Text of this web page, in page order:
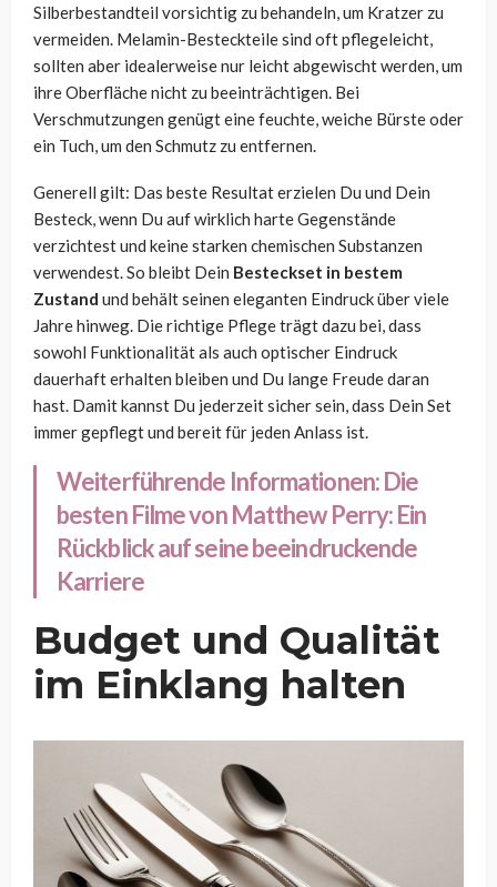
Silberbestandteil vorsichtig zu behandeln, um Kratzer zu
vermeiden. Melamin-Besteckteile sind oft pflegeleicht,
sollten aber idealerweise nur leicht abgewischt werden, um
ihre Oberfläche nicht zu beeinträchtigen. Bei
Verschmutzungen genügt eine feuchte, weiche Bürste oder
ein Tuch, um den Schmutz zu entfernen.
Generell gilt: Das beste Resultat erzielen Du und Dein
Besteck, wenn Du auf wirklich harte Gegenstände
verzichtest und keine starken chemischen Substanzen
verwendest. So bleibt Dein Besteckset in bestem
Zustand und behält seinen eleganten Eindruck über viele
Jahre hinweg. Die richtige Pflege trägt dazu bei, dass
sowohl Funktionalität als auch optischer Eindruck
dauerhaft erhalten bleiben und Du lange Freude daran
hast. Damit kannst Du jederzeit sicher sein, dass Dein Set
immer gepflegt und bereit für jeden Anlass ist.
Weiterführende Informationen:Die
besten Filme von Matthew Perry: Ein
Rückblick auf seine beeindruckende
Karriere
Budget und Qualität
im Einklang halten